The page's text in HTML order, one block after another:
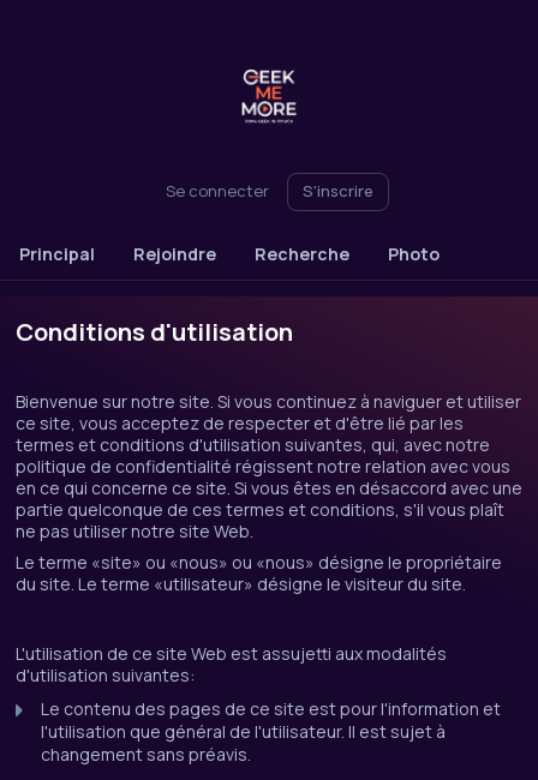
Se connecter S'inscrire
Principal Rejoindre Recherche Photo
Conditions d'utilisation
Bienvenue sur notre site. Si vous continuez à naviguer et utiliser
ce site, vous acceptez de respecter et d'être lié par les
termes et conditions d'utilisation suivantes, qui, avec notre
politique de confidentialité régissent notre relation avec vous
en ce qui concerne ce site. Si vous êtes en désaccord avec une
partie quelconque de ces termes et conditions, s'il vous plaît
ne pas utiliser notre site Web.
Le terme «site» ou «nous» ou «nous» désigne le propriétaire
du site. Le terme «utilisateur» désigne le visiteur du site.
L'utilisation de ce site Web est assujetti aux modalités
d'utilisation suivantes:
Le contenu des pages de ce site est pour l'information et
l'utilisation que général de l'utilisateur. Il est sujet à
changement sans préavis.